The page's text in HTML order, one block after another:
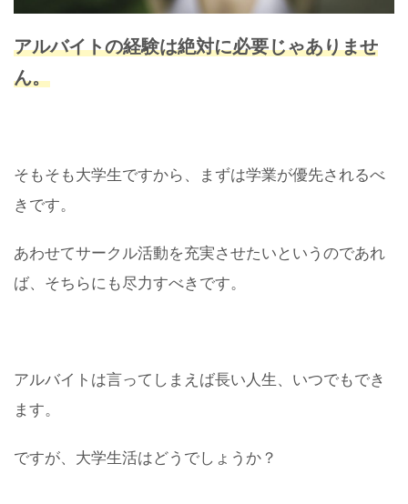
アルバイトの経験は絶対に必要じゃありませ
ん。
そもそも大学生ですから、まずは学業が優先されるべ
きです。
あわせてサークル活動を充実させたいというのであれ
ば、そちらにも尽力すべきです。
アルバイトは言ってしまえば長い人生、いつでもでき
ます。
ですが、大学生活はどうでしょうか？